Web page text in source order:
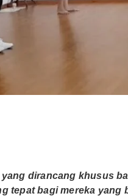
dirancang khusus
tepat bagi mereka yang